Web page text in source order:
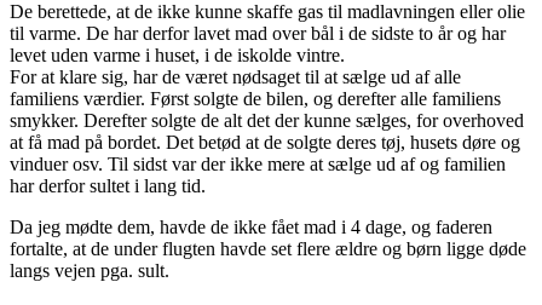
De berettede, at de ikke kunne skaffe gas til madlavningen eller olie
til varme. De har derfor lavet mad over bål i de sidste to år og har
levet uden varme i huset, i de iskolde vintre.
For at klare sig, har de været nødsaget til at sælge ud af alle
familiens værdier. Først solgte de bilen, og derefter alle familiens
smykker. Derefter solgte de alt det der kunne sælges, for overhoved
at få mad på bordet. Det betød at de solgte deres tøj, husets døre og
vinduer osv. Til sidst var der ikke mere at sælge ud af og familien
har derfor sultet i lang tid.
Da jeg mødte dem, havde de ikke fået mad i 4 dage, og faderen
fortalte, at de under flugten havde set flere ældre og børn ligge døde
langs vejen pga. sult.